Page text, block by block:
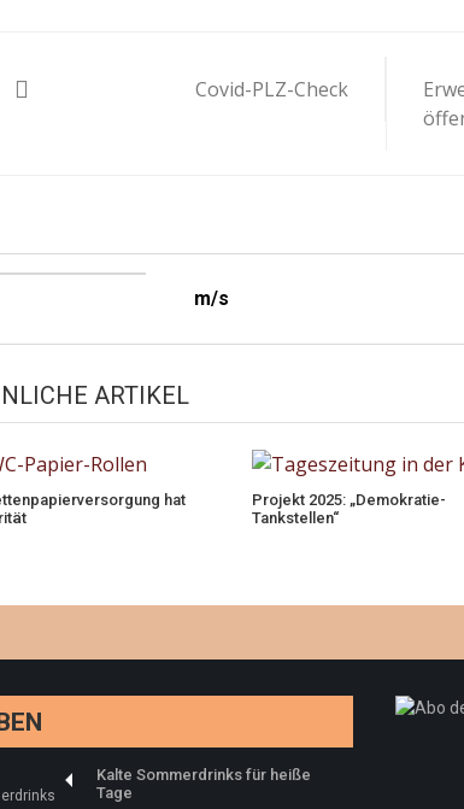
Covid-PLZ-Check
m/s
ARTIKEL
hat
Projekt 2025: „Demokratie-
Tankstellen“
Kalte Sommerdrinks für heiße
Tage